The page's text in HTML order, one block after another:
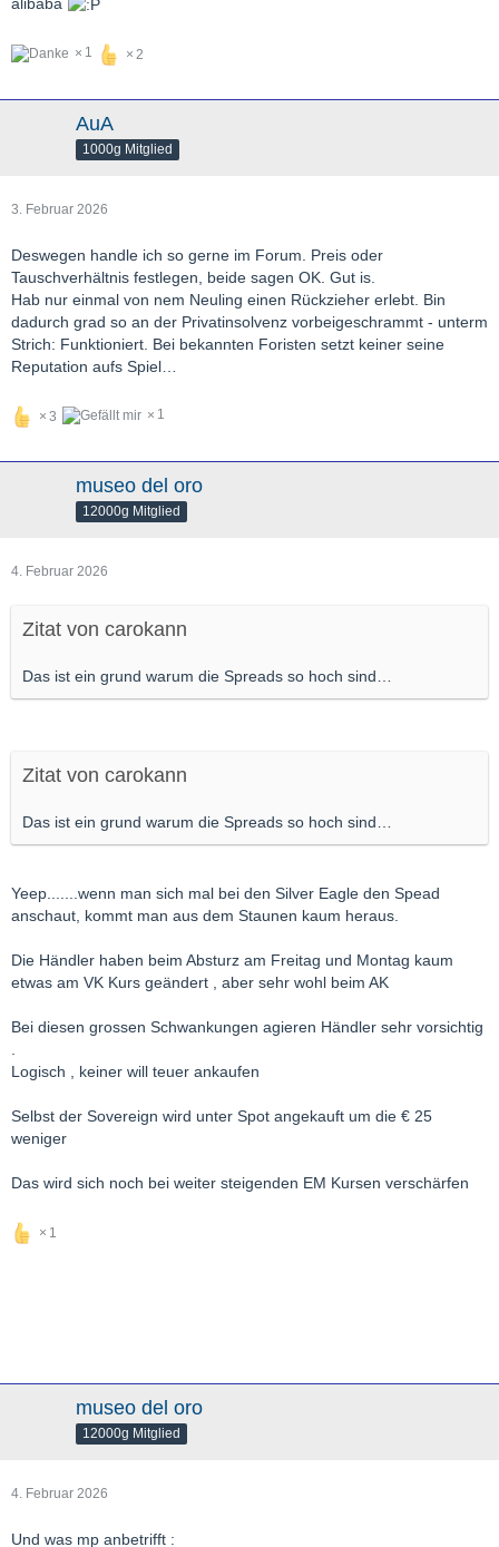
1 2
AuA
1000g Mitglied
3. Februar 2026
Deswegen handle ich so gerne im Forum. Preis oder
Tauschverhältnis festlegen, beide sagen OK. Gut is.
Hab nur einmal von nem Neuling einen Rückzieher erlebt. Bin
dadurch grad so an der Privatinsolvenz vorbeigeschrammt - unterm
Strich: Funktioniert. Bei bekannten Foristen setzt keiner seine
Reputation aufs Spiel…
3 1
museo del oro
12000g Mitglied
4. Februar 2026
Zitat von carokann
Das ist ein grund warum die Spreads so hoch sind…
Zitat von carokann
Das ist ein grund warum die Spreads so hoch sind…
Yeep.......wenn man sich mal bei den Silver Eagle den Spead
anschaut, kommt man aus dem Staunen kaum heraus.
Die Händler haben beim Absturz am Freitag und Montag kaum
etwas am VK Kurs geändert , aber sehr wohl beim AK
Bei diesen grossen Schwankungen agieren Händler sehr vorsichtig
.
Logisch , keiner will teuer ankaufen
Selbst der Sovereign wird unter Spot angekauft um die € 25
weniger
Das wird sich noch bei weiter steigenden EM Kursen verschärfen
1
museo del oro
12000g Mitglied
4. Februar 2026
Und was mp anbetrifft :